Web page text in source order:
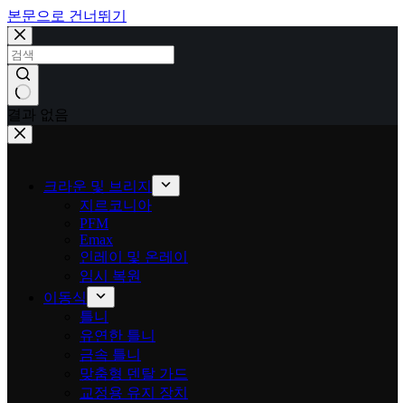
본문으로 건너뛰기
결과 없음
크라운 및 브리지
지르코니아
PFM
Emax
인레이 및 온레이
임시 복원
이동식
틀니
유연한 틀니
금속 틀니
맞춤형 덴탈 가드
교정용 유지 장치